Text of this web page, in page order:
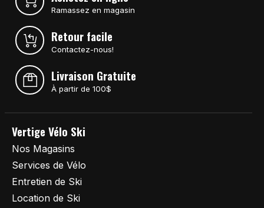
Ramassez en magasin
Retour facile
Contactez-nous!
Livraison Gratuite
À partir de 100$
Vertige Vélo Ski
Nos Magasins
Services de Vélo
Entretien de Ski
Location de Ski